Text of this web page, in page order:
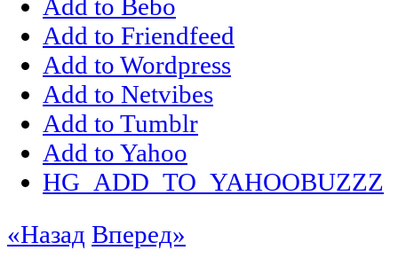
Add to Bebo
Add to Friendfeed
Add to Wordpress
Add to Netvibes
Add to Tumblr
Add to Yahoo
HG_ADD_TO_YAHOOBUZZZ
«Назад Вперед»